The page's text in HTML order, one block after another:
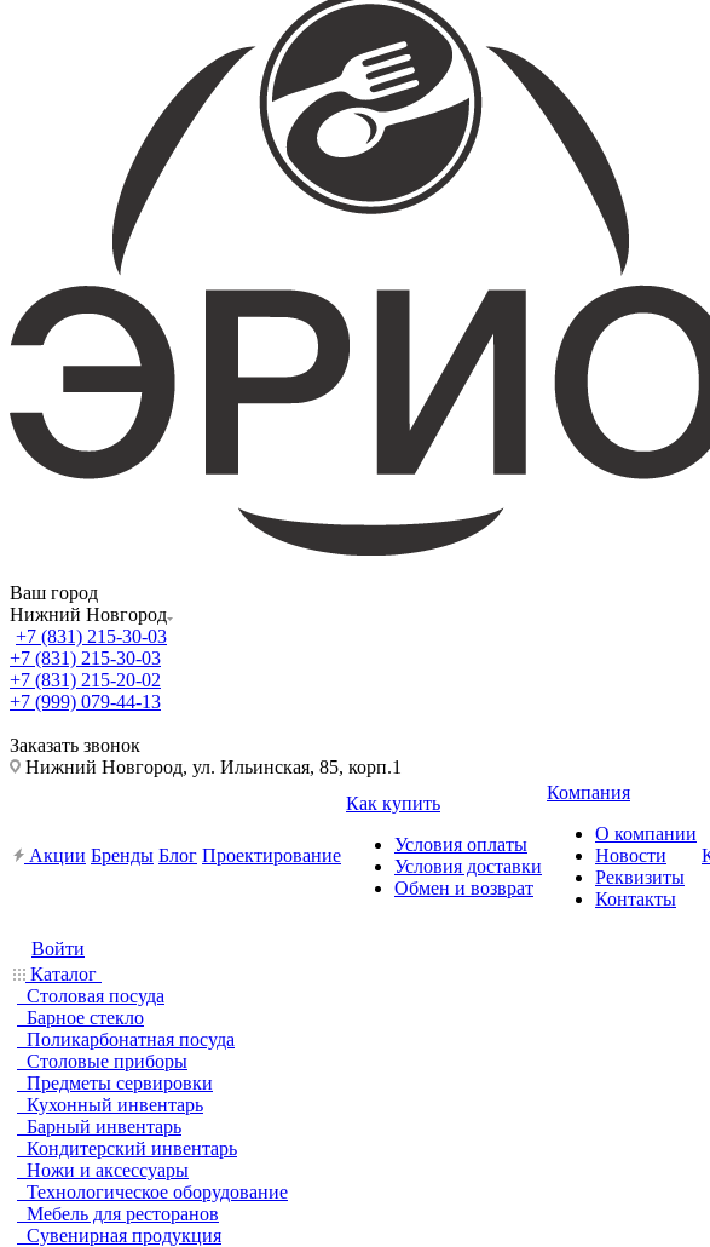
Ваш город
Нижний Новгород
+7 (831) 215-30-03
+7 (831) 215-30-03
+7 (831) 215-20-02
+7 (999) 079-44-13
Заказать звонок
Нижний Новгород, ул. Ильинская, 85, корп.1
Акции Бренды Блог Проектирование
Как купить
Условия оплаты
Условия доставки
Обмен и возврат
Компания
О компании
Новости
Реквизиты
Контакты
Войти
Каталог
Столовая посуда
Барное стекло
Поликарбонатная посуда
Столовые приборы
Предметы сервировки
Кухонный инвентарь
Барный инвентарь
Кондитерский инвентарь
Ножи и аксессуары
Технологическое оборудование
Мебель для ресторанов
Сувенирная продукция